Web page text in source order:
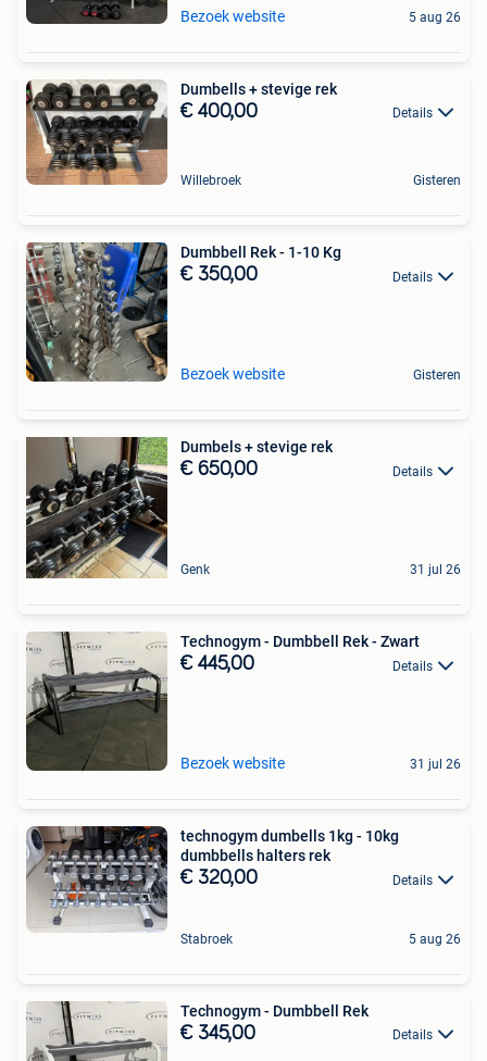
Bezoek website 5 aug 26
Dumbells + stevige rek
€ 400,00 Details
Willebroek Gisteren
Dumbbell Rek - 1-10 Kg
€ 350,00 Details
Bezoek website Gisteren
Dumbels + stevige rek
€ 650,00 Details
Genk 31 jul 26
Technogym - Dumbbell Rek - Zwart
€ 445,00 Details
Bezoek website 31 jul 26
technogym dumbells 1kg - 10kg
dumbbells halters rek
€ 320,00 Details
Stabroek 5 aug 26
Technogym - Dumbbell Rek
€ 345,00 Details